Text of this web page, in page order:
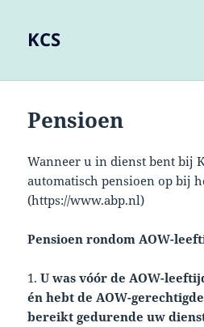
KCS
Pensioen
Wanneer u in dienst bent bij
automatisch pensioen op bij
(https://www.abp.nl)
Pensioen rondom AOW-
1.U was vóór de AOW-
én hebt de AOW-
bereikt gedurende uw